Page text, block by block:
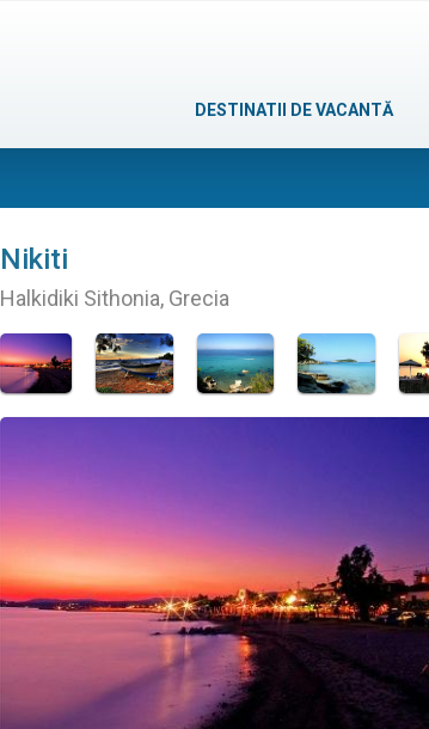
DESTINATII DE VACANTĂ
Nikiti
Halkidiki Sithonia, Grecia